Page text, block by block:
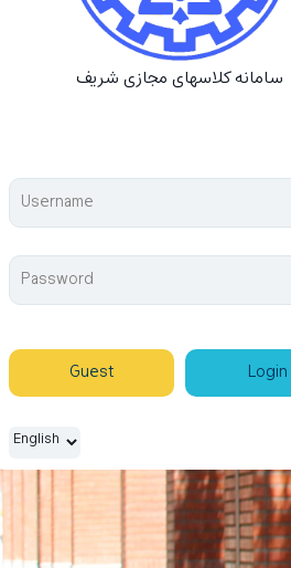
سامانه کلاسهای مجازی شریف
Guest Login